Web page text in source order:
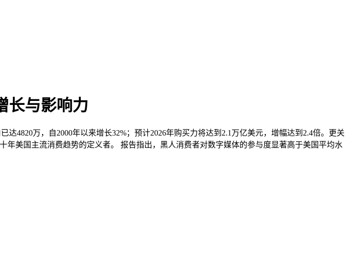
长与影响力
4820万，自2000年以来增长32%；预计2026年购买力将达到2.1万亿美元，增幅达到2.4倍。更关
美国主流消费趋势的定义者。 报告指出，黑人消费者对数字媒体的参与度显著高于美国平均水